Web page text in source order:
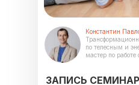
ЗАПИСЬ
Константин
по телесным и
мастер по работе